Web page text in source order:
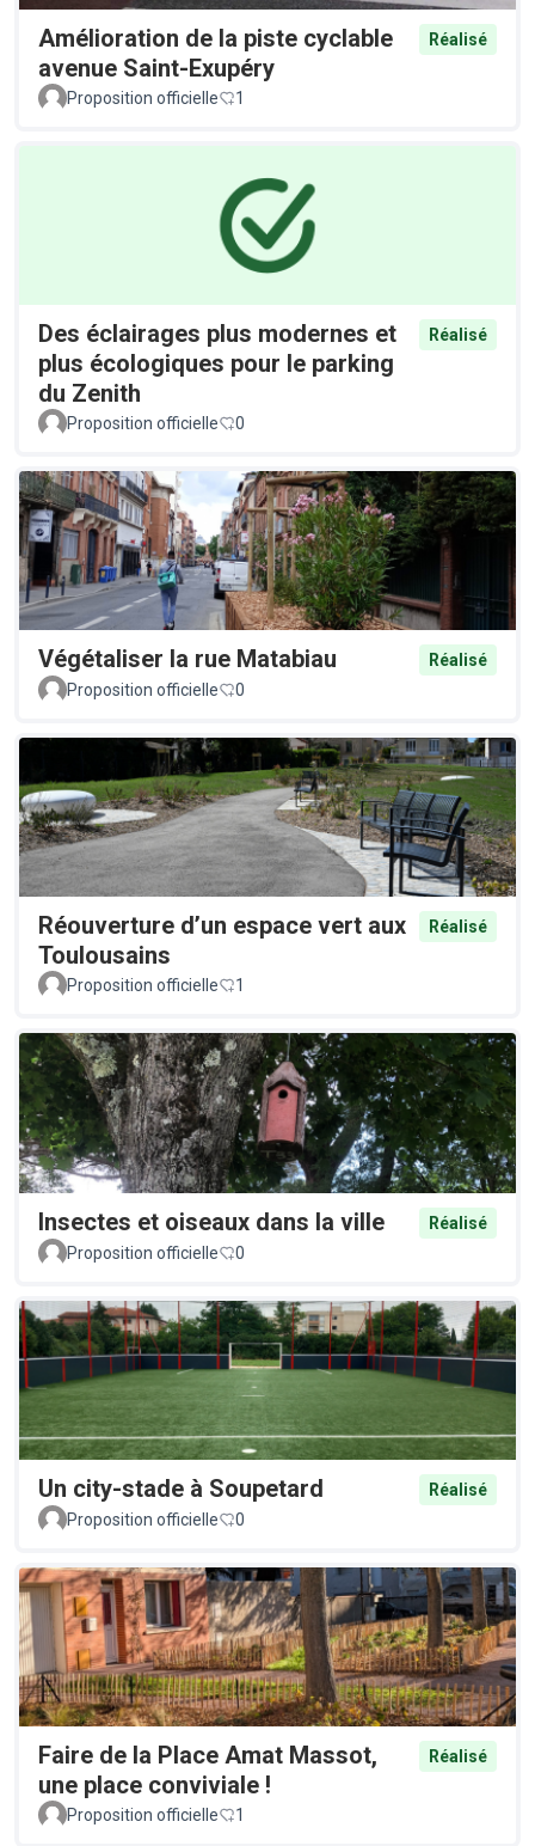
Amélioration de la piste cyclable
avenue Saint-Exupéry
Réalisé
Proposition officielle 1
Des éclairages plus modernes et
plus écologiques pour le parking
du Zenith
Réalisé
Proposition officielle 0
Végétaliser la rue Matabiau
Réalisé
Proposition officielle
0
Réouverture d’un espace vert aux
Toulousains
Réalisé
Proposition officielle 1
Insectes et oiseaux dans la ville
Réalisé
Proposition officielle
0
Un city-stade à Soupetard
Réalisé
Proposition officielle
0
Faire de la Place Amat Massot,
une place conviviale !
Réalisé
Proposition officielle 1